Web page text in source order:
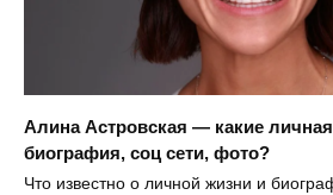
Алина Астровская — какие
биография, соц сети, фото?
Что известно о личной жизни и